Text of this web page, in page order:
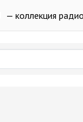
— коллекция